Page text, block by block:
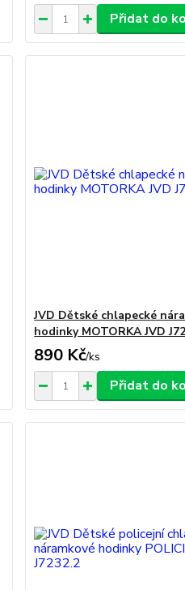
Přidat do
JVD Dětské chlapecké
hodinky MOTORKA JVD
890 Kč/ks
Přidat do